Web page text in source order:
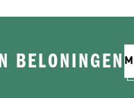
BELONINGEN